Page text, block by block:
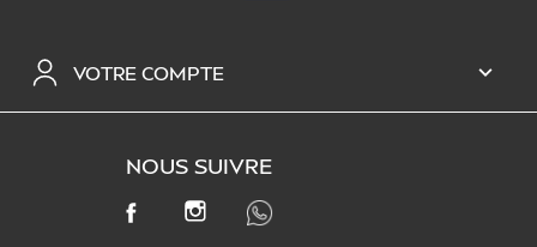
VOTRE COMPTE 
NOUS SUIVRE
FACEBOOKINSTAGRAM